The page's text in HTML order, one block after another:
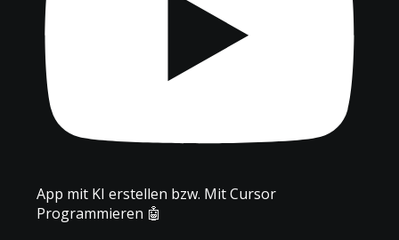
App mit KI erstellen bzw. Mit Cursor
Programmieren 🤖